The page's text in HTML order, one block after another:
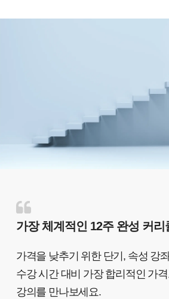
가장 체계적인 12주 완성 커리
가격을 낮추기 위한 단기, 속성 강
수강 시간 대비 가장 합리적인 가
강의를 만나보세요.